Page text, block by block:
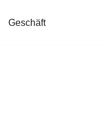
Geschäft